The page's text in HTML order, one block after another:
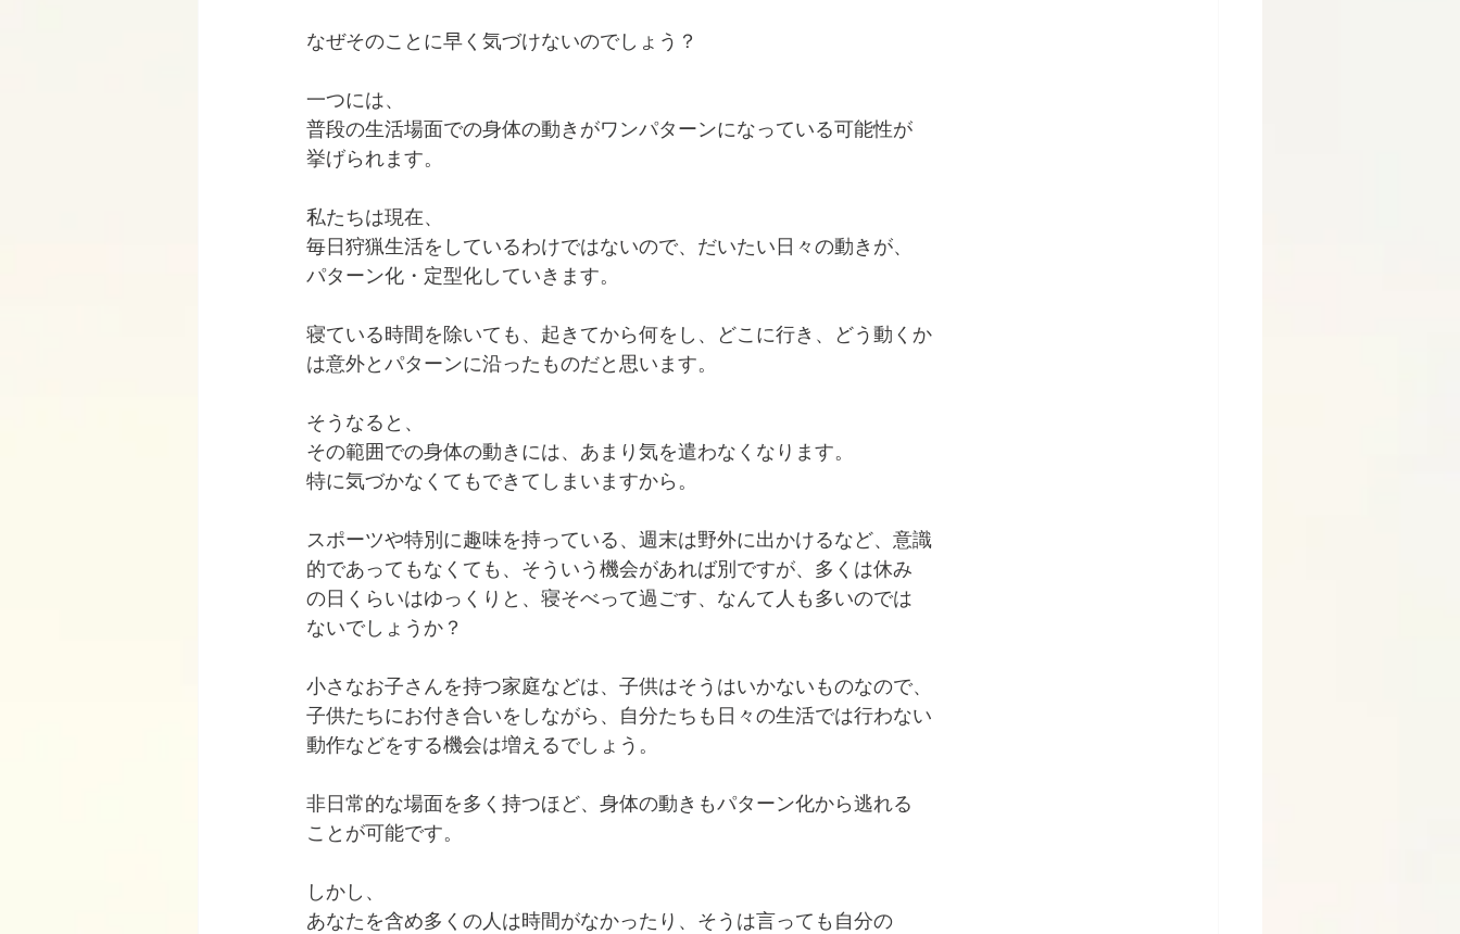
なぜそのことに早く気づけないのでしょう？
一つには、
普段の生活場面での身体の動きがワンパターンになっている可能性が
挙げられます。
私たちは現在、
毎日狩猟生活をしているわけではないので、だいたい日々の動きが、
パターン化・定型化していきます。
寝ている時間を除いても、起きてから何をし、どこに行き、どう動くか
は意外とパターンに沿ったものだと思います。
そうなると、
その範囲での身体の動きには、あまり気を遣わなくなります。
特に気づかなくてもできてしまいますから。
スポーツや特別に趣味を持っている、週末は野外に出かけるなど、意識
的であってもなくても、そういう機会があれば別ですが、多くは休み
の日くらいはゆっくりと、寝そべって過ごす、なんて人も多いのでは
ないでしょうか？
小さなお子さんを持つ家庭などは、子供はそうはいかないものなので、
子供たちにお付き合いをしながら、自分たちも日々の生活では行わない
動作などをする機会は増えるでしょう。
非日常的な場面を多く持つほど、身体の動きもパターン化から逃れる
ことが可能です。
しかし、
あなたを含め多くの人は時間がなかったり、そうは言っても自分の